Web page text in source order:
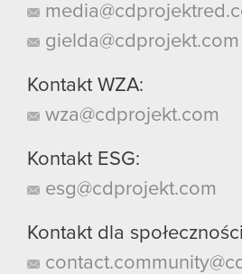
gielda@cdprojekt.com
Kontakt WZA:
wza@cdprojekt.com
Kontakt ESG:
esg@cdprojekt.com
Kontakt dla